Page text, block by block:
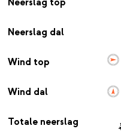
Neerslag dal
Wind top
Wind dal
Totale neerslag